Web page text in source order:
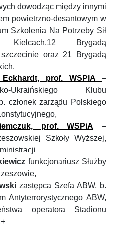
dowodząc między innymi
powietrzno-desantowym w
Szkolenia Na Potrzeby Sił
Brygadą
oraz 21 Brygadą
prof. WSPiA –
Ukraińskiego Klubu
członek zarządu Polskiego
prof. WSPiA –
Szkoły Wyższej,
funkcjonariusz Służby
zastępca Szefa ABW, b.
Antyterrorystycznego ABW,
operatora Stadionu